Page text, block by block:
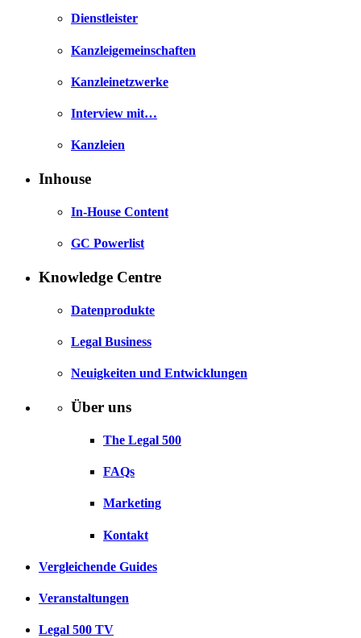
Dienstleister
Kanzleigemeinschaften
Kanzleinetzwerke
Interview mit…
Kanzleien
Inhouse
In-House Content
GC Powerlist
Knowledge Centre
Datenprodukte
Legal Business
Neuigkeiten und Entwicklungen
Über uns
The Legal 500
FAQs
Marketing
Kontakt
Vergleichende Guides
Veranstaltungen
Legal 500 TV